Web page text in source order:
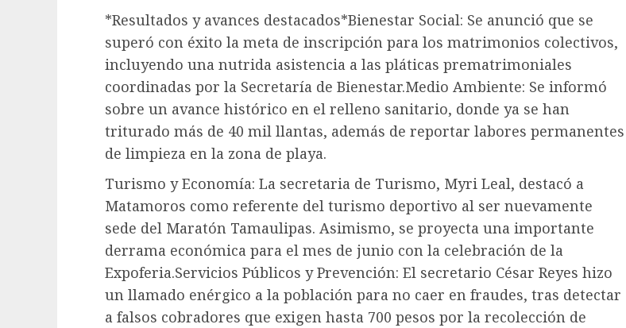
*Resultados y avances destacados*Bienestar Social: Se anunció que se
superó con éxito la meta de inscripción para los matrimonios colectivos,
incluyendo una nutrida asistencia a las pláticas prematrimoniales
coordinadas por la Secretaría de Bienestar.Medio Ambiente: Se informó
sobre un avance histórico en el relleno sanitario, donde ya se han
triturado más de 40 mil llantas, además de reportar labores permanentes
de limpieza en la zona de playa.
Turismo y Economía: La secretaria de Turismo, Myri Leal, destacó a
Matamoros como referente del turismo deportivo al ser nuevamente
sede del Maratón Tamaulipas. Asimismo, se proyecta una importante
derrama económica para el mes de junio con la celebración de la
Expoferia.Servicios Públicos y Prevención: El secretario César Reyes hizo
un llamado enérgico a la población para no caer en fraudes, tras detectar
a falsos cobradores que exigen hasta 700 pesos por la recolección de